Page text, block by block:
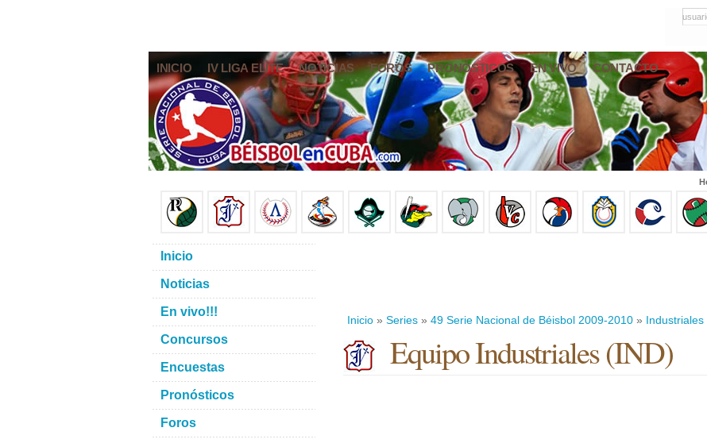
INICIO IV LIGA ELITE NOTICIAS FOROS PRONÓSTICOS EN VIVO CONTACTO
Inicio » Series » 49 Serie Nacional de Béisbol 2009-2010 » Industriales
Equipo Industriales (IND)
Inicio
Noticias
En vivo!!!
Concursos
Encuestas
Pronósticos
Foros